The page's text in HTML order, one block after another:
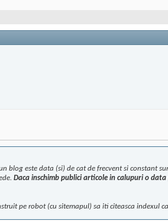
blog este data (si) de cat de frecvent si constant
Daca inschimb publici articole in calupuri o data
pe robot (cu sitemapul) sa iti citeasca indexul